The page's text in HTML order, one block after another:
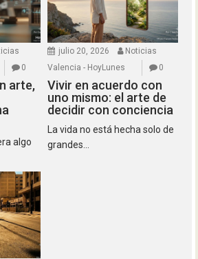
0
arte,
algo
julio 20, 2026
Noticias
Valencia - HoyLunes
0
Vivir en acuerdo con
uno mismo: el arte de
decidir con conciencia
La vida no está hecha solo de
grandes...